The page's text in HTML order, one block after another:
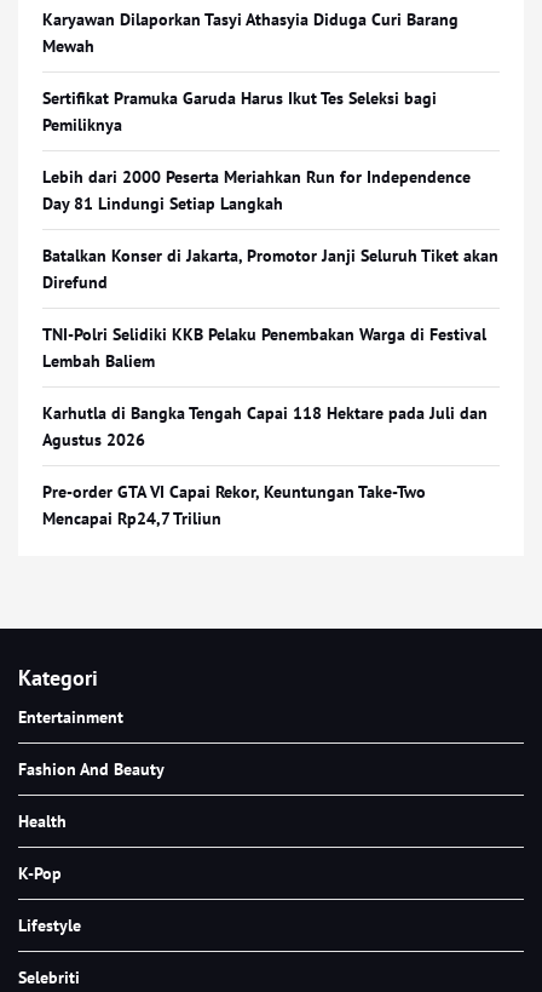
Karyawan Dilaporkan Tasyi Athasyia Diduga Curi Barang
Mewah
Sertifikat Pramuka Garuda Harus Ikut Tes Seleksi bagi
Pemiliknya
Lebih dari 2000 Peserta Meriahkan Run for Independence
Day 81 Lindungi Setiap Langkah
Batalkan Konser di Jakarta, Promotor Janji Seluruh Tiket akan
Direfund
TNI-Polri Selidiki KKB Pelaku Penembakan Warga di Festival
Lembah Baliem
Karhutla di Bangka Tengah Capai 118 Hektare pada Juli dan
Agustus 2026
Pre-order GTA VI Capai Rekor, Keuntungan Take-Two
Mencapai Rp24,7 Triliun
Kategori
Entertainment
Fashion And Beauty
Health
K-Pop
Lifestyle
Selebriti